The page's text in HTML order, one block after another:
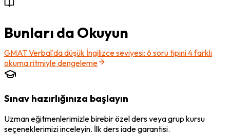
Bunları da Okuyun
GMAT Verbal'da düşük İngilizce seviyesi: 6 soru tipini 4 farklı
okuma ritmiyle dengeleme
Sınav hazırlığınıza başlayın
Uzman eğitmenlerimizle birebir özel ders veya grup kursu
seçeneklerimizi inceleyin. İlk ders iade garantisi.